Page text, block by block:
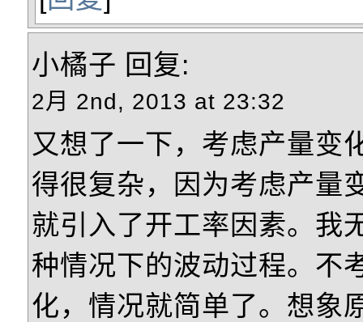
小橘子 回复:
2月 2nd, 2013 at 23:32
又想了一下，考虑产量变
得很复杂，因为考虑产量
就引入了开工率因素。我
种情况下的波动过程。不
化，情况就简单了。想象